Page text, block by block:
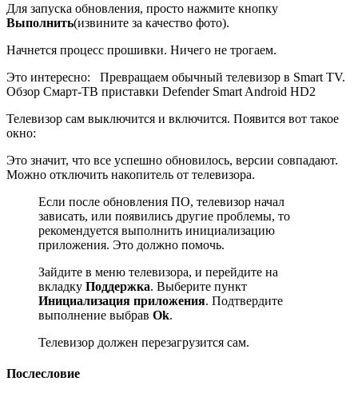
Для запуска обновления, просто нажмите кнопку
Выполнить(извините за качество фото).
Начнется процесс прошивки. Ничего не трогаем.
Это интересно:
Превращаем обычный телевизор в Smart TV.
Обзор Смарт-ТВ приставки Defender Smart Android HD2
Телевизор сам выключится и включится. Появится вот такое
окно:
Это значит, что все успешно обновилось, версии совпадают.
Можно отключить накопитель от телевизора.
Если после обновления ПО, телевизор начал
зависать, или появились другие проблемы, то
рекомендуется выполнить инициализацию
приложения. Это должно помочь.
Зайдите в меню телевизора, и перейдите на
вкладку Поддержка. Выберите пункт
Инициализация приложения. Подтвердите
выполнение выбрав Ok.
Телевизор должен перезагрузится сам.
Послесловие